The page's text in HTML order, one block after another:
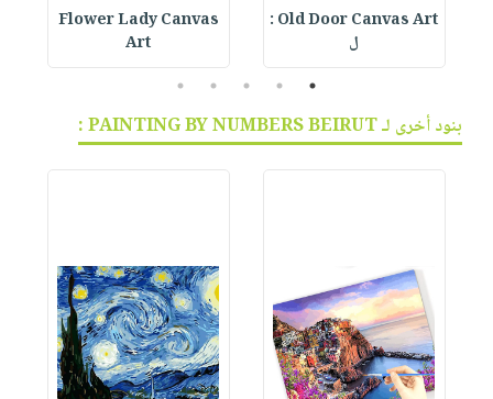
Old Door Canvas Art :
ل
Flower Lady Canvas
Art
1
2
3
4
5
بنود أخرى لـ PAINTING BY NUMBERS BEIRUT :